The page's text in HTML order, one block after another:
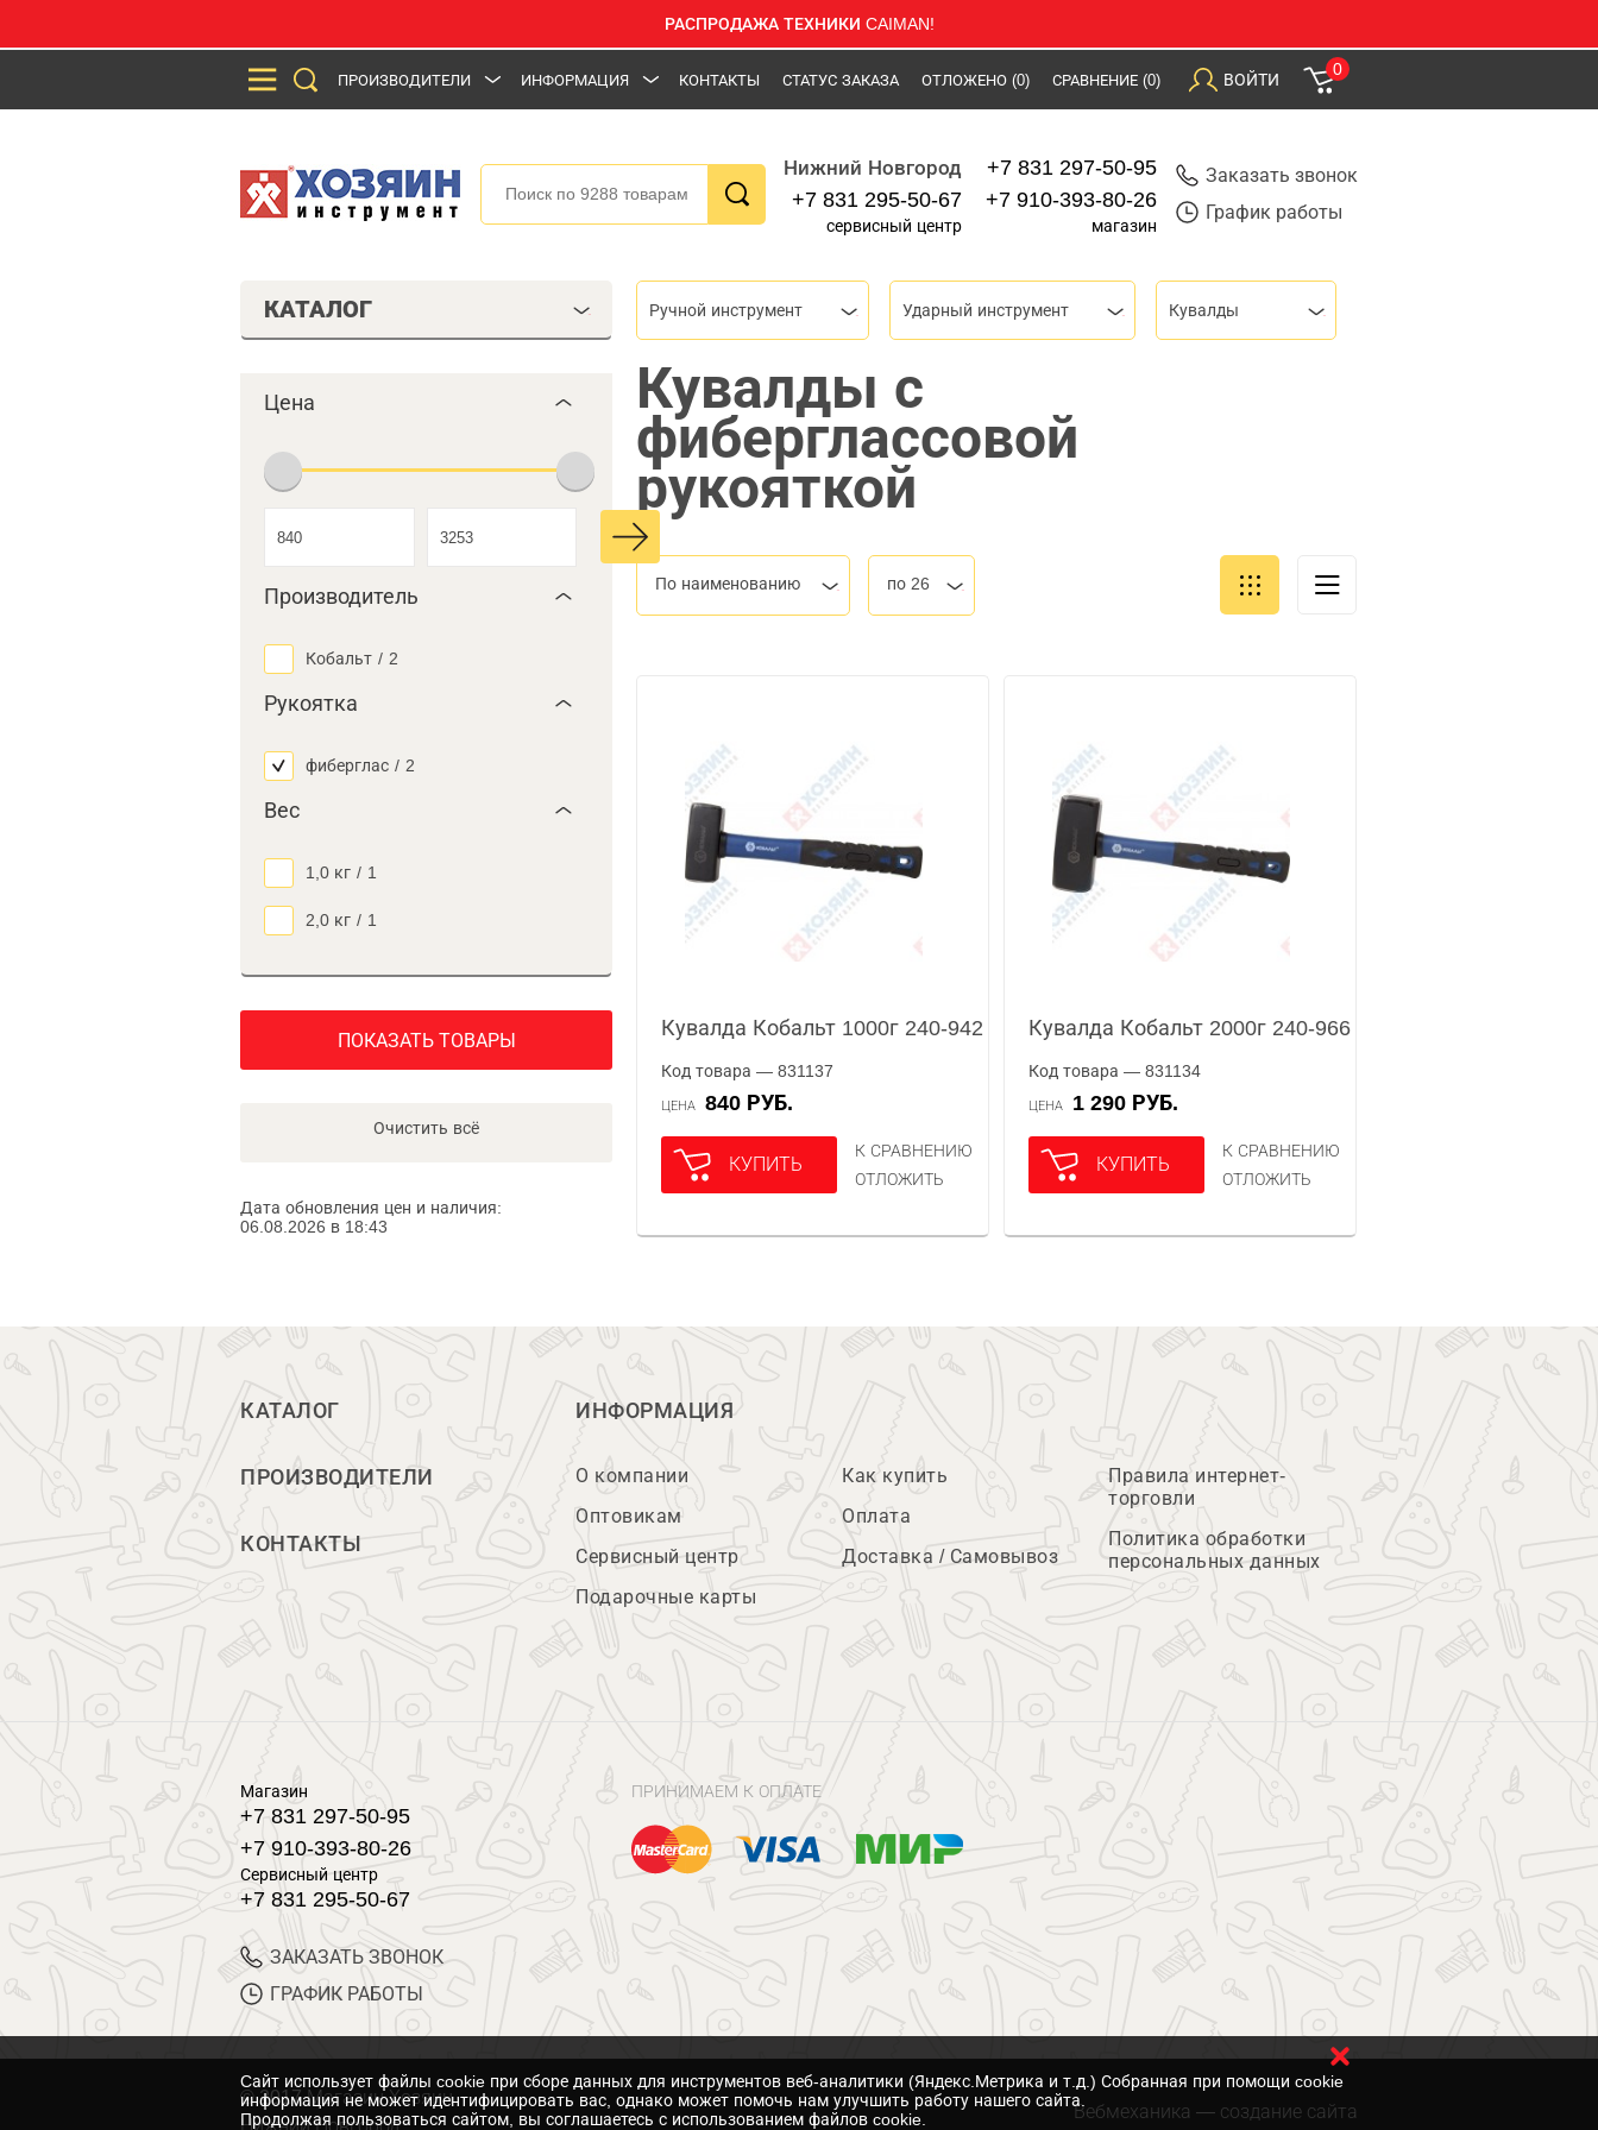
РАСПРОДАЖА ТЕХНИКИ CAIMAN!
ПРОИЗВОДИТЕЛИ ИНФОРМАЦИЯ КОНТАКТЫ СТАТУС ЗАКАЗА ОТЛОЖЕНО (0) СРАВНЕНИЕ (0) ВОЙТИ
0
Нижний Новгород
+7 831 295-50-67
сервисный центр
+7 831 297-50-95
+7 910-393-80-26
магазин
Заказать звонок
График работы
КАТАЛОГ
Цена
Производитель
Кобальт / 2
Рукоятка
фиберглас / 2
Вес
1,0 кг / 1
2,0 кг / 1
ПОКАЗАТЬ ТОВАРЫ
Очистить всё
Дата обновления цен и наличия:
06.08.2026 в 18:43
Ручной инструмент Ударный инструмент Кувалды
Кувалды с
фиберглассовой
рукояткой
По наименованию по 26
Кувалда Кобальт 1000г 240-942
Код товара — 831137
ЦЕНА 840 РУБ.
КУПИТЬ
К СРАВНЕНИЮ
ОТЛОЖИТЬ
Кувалда Кобальт 2000г 240-966
Код товара — 831134
ЦЕНА 1 290 РУБ.
КУПИТЬ
К СРАВНЕНИЮ
ОТЛОЖИТЬ
КАТАЛОГ
ПРОИЗВОДИТЕЛИ
КОНТАКТЫ
ИНФОРМАЦИЯ
О компании
Оптовикам
Сервисный центр
Подарочные карты
Как купить
Оплата
Доставка / Самовывоз
Правила интернет-
торговли
Политика обработки
персональных данных
Магазин
+7 831 297-50-95
+7 910-393-80-26
Сервисный центр
+7 831 295-50-67
ЗАКАЗАТЬ ЗВОНОК
ГРАФИК РАБОТЫ
ПРИНИМАЕМ К ОПЛАТЕ
© 2017 Магазин Хозяин
Нижний Новгород
Вебмеханика — создание сайта
Cайт использует файлы cookie при сборе данных для инструментов веб-аналитики (Яндекс.Метрика и т.д.) Собранная при помощи cookie
информация не может идентифицировать вас, однако может помочь нам улучшить работу нашего сайта.
Продолжая пользоваться сайтом, вы соглашаетесь с использованием файлов cookie.